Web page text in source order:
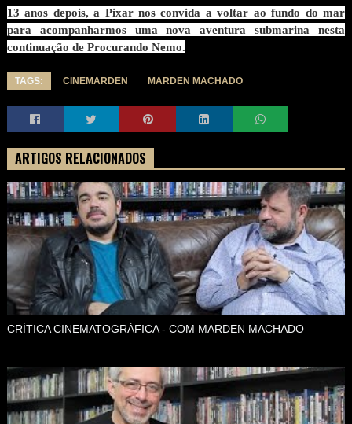
13 anos depois, a Pixar nos convida a voltar ao fundo do mar
para acompanharmos uma nova aventura submarina nesta
continuação de Procurando Nemo.
TAGS: CINEMARDEN MARDEN MACHADO
ARTIGOS RELACIONADOS
CRÍTICA CINEMATOGRÁFICA - COM MARDEN MACHADO